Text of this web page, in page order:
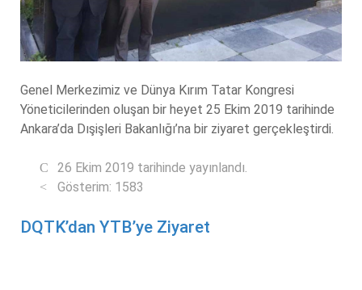
Genel Merkezimiz ve Dünya Kırım Tatar Kongresi
Yöneticilerinden oluşan bir heyet 25 Ekim 2019 tarihinde
Ankara’da Dışişleri Bakanlığı’na bir ziyaret gerçekleştirdi.
26 Ekim 2019 tarihinde yayınlandı.
Gösterim: 1583
DQTK’dan YTB’ye Ziyaret